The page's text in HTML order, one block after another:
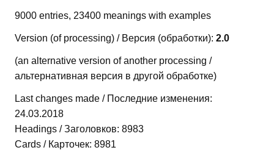
9000 entries, 23400 meanings with examples
Version (of processing) / Версия (обработки): 2.0
(an alternative version of another processing /
альтернативная версия в другой обработке)
Last changes made / Последние изменения:
24.03.2018
Headings / Заголовков: 8983
Cards / Карточек: 8981